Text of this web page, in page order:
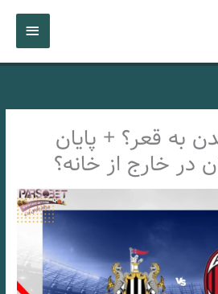
اصلی
به قعر؟ + پایان
در خارج از خانه؟